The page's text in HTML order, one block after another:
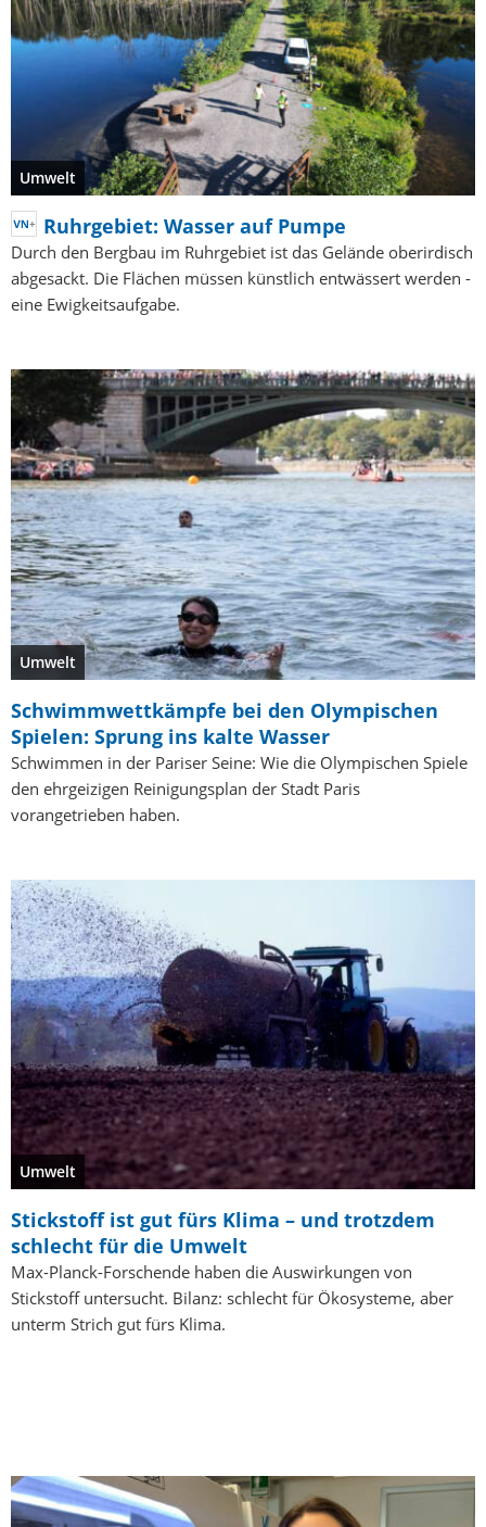
Umwelt
Ruhrgebiet: Wasser auf Pumpe
Durch den Bergbau im Ruhrgebiet ist das Gelände oberirdisch
abgesackt. Die Flächen müssen künstlich entwässert werden -
eine Ewigkeitsaufgabe.
Umwelt
Schwimmwettkämpfe bei den Olympischen
Spielen: Sprung ins kalte Wasser
Schwimmen in der Pariser Seine: Wie die Olympischen Spiele
den ehrgeizigen Reinigungsplan der Stadt Paris
vorangetrieben haben.
Umwelt
Stickstoff ist gut fürs Klima – und trotzdem
schlecht für die Umwelt
Max-Planck-Forschende haben die Auswirkungen von
Stickstoff untersucht. Bilanz: schlecht für Ökosysteme, aber
unterm Strich gut fürs Klima.